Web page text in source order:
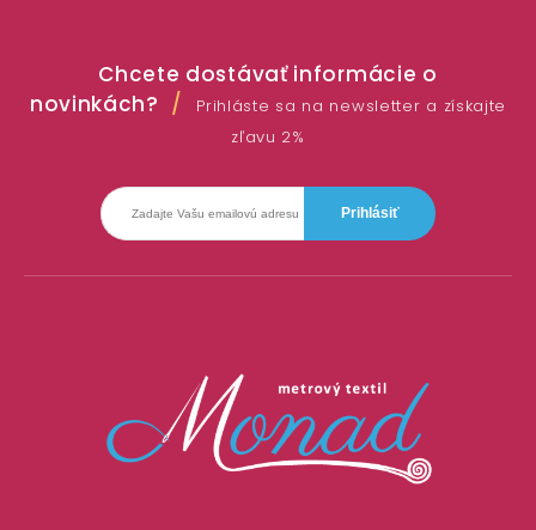
Chcete dostávať informácie o
novinkách?
Prihláste sa na newsletter a získajte
zľavu 2%